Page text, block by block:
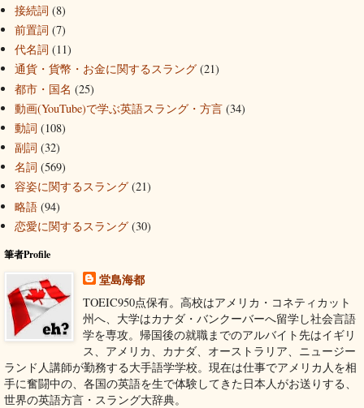
接続詞 (8)
前置詞 (7)
代名詞 (11)
通貨・貨幣・お金に関するスラング (21)
都市・国名 (25)
動画(YouTube)で学ぶ英語スラング・方言 (34)
動詞 (108)
副詞 (32)
名詞 (569)
容姿に関するスラング (21)
略語 (94)
恋愛に関するスラング (30)
筆者Profile
堂島海都
TOEIC950点保有。高校はアメリカ・コネティカット
州へ、大学はカナダ・バンクーバーへ留学し社会言語
学を専攻。帰国後の就職までのアルバイト先はイギリ
ス、アメリカ、カナダ、オーストラリア、ニュージー
ランド人講師が勤務する大手語学学校。現在は仕事でアメリカ人を相
手に奮闘中の、各国の英語を生で体験してきた日本人がお送りする、
世界の英語方言・スラング大辞典。